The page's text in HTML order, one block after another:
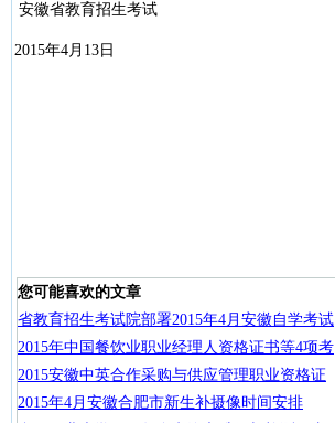
安徽省教育招生考试
2015年4月13日
您可能喜欢的文章
省教育招生考试院部署2015年4月安徽自学考试
2015年中国餐饮业职业经理人资格证书等4项考
2015安徽中英合作采购与供应管理职业资格证
2015年4月安徽合肥市新生补摄像时间安排